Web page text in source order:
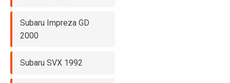
Subaru Impreza GD
2000
Subaru SVX 1992